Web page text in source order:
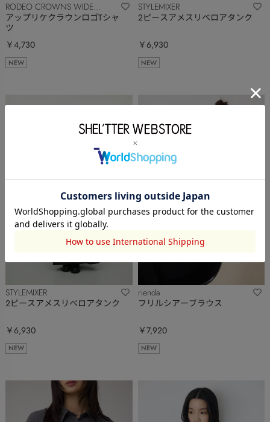
RODEO CROWNS WIDE
BOWL
アップリケクラウンロゴTシャ
ツ
￥4,730
NEW
STYLEMIXER
2ピースアメスリベロアタンク
￥6,930
NEW
STYLEMIXER
2ピースアメスリベロアタンク
￥6,930
NEW
rienda
フリルシアーブラウス
￥7,920
NEW